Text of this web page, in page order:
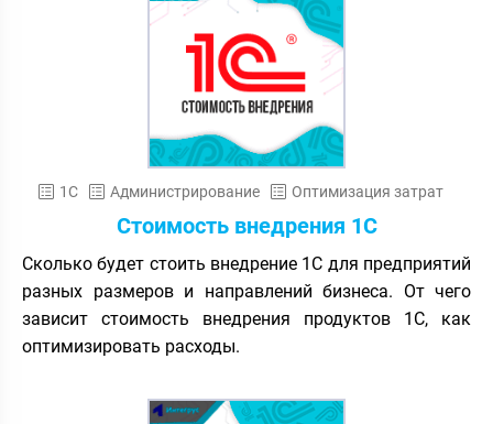
1С Администрирование Оптимизация затрат
Стоимость внедрения 1C
Сколько будет стоить внедрение 1С для предприятий
разных размеров и направлений бизнеса. От чего
зависит стоимость внедрения продуктов 1С, как
оптимизировать расходы.